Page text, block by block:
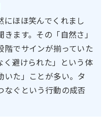
にほほ笑んでくれまし
ます。その「自然さ」
階でサインが揃っていた
く避けられた」という体
いた」ことが多い。タ
なぐという行動の成否